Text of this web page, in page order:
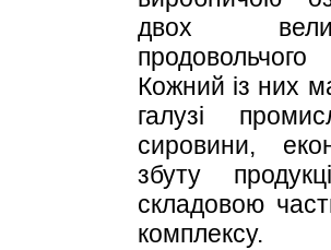
двох
Кожний із них
галузі
сировини,
збуту
складовою
комплексу.